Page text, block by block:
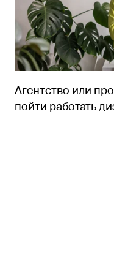
+7 495 223-23-68
Агентство или
пойти работать